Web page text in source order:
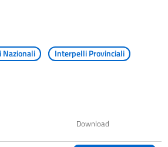
Interpelli Provinciali
Download